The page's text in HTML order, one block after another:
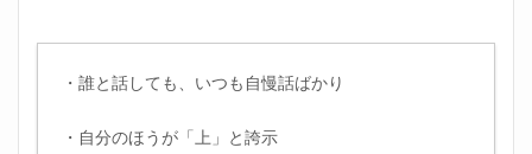
・誰と話しても、いつも自慢話ばかり
・自分のほうが「上」と誇示